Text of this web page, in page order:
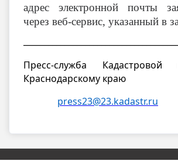
адрес электронной почты
через веб-сервис, указанный в
Пресс-служба
Краснодарскому краю
press23@23.kadastr.ru